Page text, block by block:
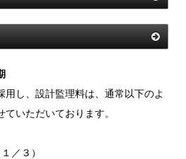
用し、設計監理料は、通常以下のよ
いただいております。
／３）